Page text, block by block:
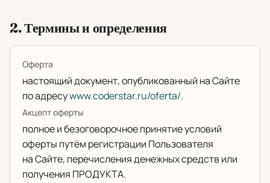
2. Термины и определения
Оферта
настоящий документ, опубликованный на Сайте
по адресуwww.coderstar.ru/oferta/.
Акцепт оферты
полное и безоговорочное принятие условий
оферты путём регистрации Пользователя
на Сайте, перечисления денежных средств или
получения ПРОДУКТА.